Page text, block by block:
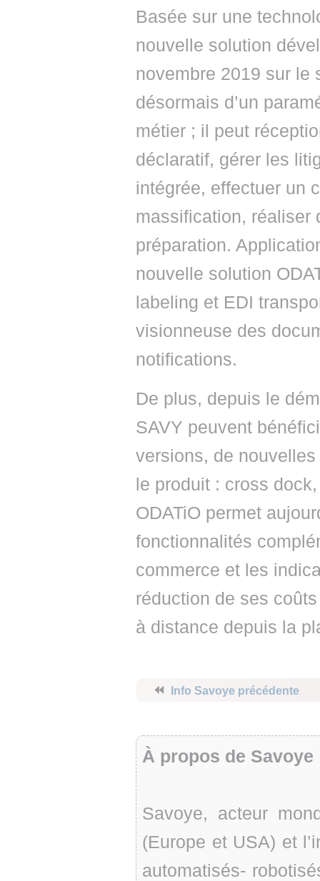
Basée sur une
nouvelle solution
novembre 2019 sur le
désormais d’un
métier ; il peut
déclaratif, gérer les
intégrée, effectuer un
massification, réaliser
préparation.
nouvelle solution
labeling et EDI
visionneuse des
notifications.
De plus, depuis le
SAVY peuvent
versions, de
le produit : cross
ODATiO permet
fonctionnalités
commerce et les
réduction de ses
à distance depuis la
⏪ Info Savoye précédente
À propos de Savoye
Savoye, acteur
(Europe et USA) et
automatisés-